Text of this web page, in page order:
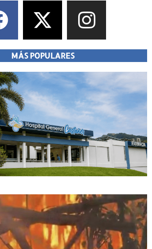
MÁS POPULARES